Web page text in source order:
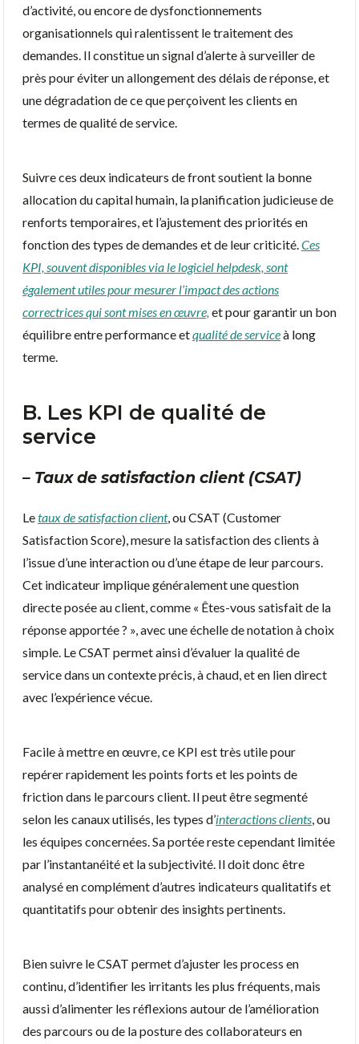
d’activité, ou encore de dysfonctionnements
organisationnels qui ralentissent le traitement des
demandes. Il constitue un signal d’alerte à surveiller de
près pour éviter un allongement des délais de réponse, et
une dégradation de ce que perçoivent les clients en
termes de qualité de service.
Suivre ces deux indicateurs de front soutient la bonne
allocation du capital humain, la planification judicieuse de
renforts temporaires, et l’ajustement des priorités en
fonction des types de demandes et de leur criticité. Ces
KPI, souvent disponibles via le logiciel helpdesk, sont
également utiles pour mesurer l’impact des actions
correctrices qui sont mises en œuvre, et pour garantir un bon
équilibre entre performance etqualité de serviceà long
terme.
B. Les KPI de qualité de
service
– Taux de satisfaction client (CSAT)
Letaux de satisfaction client, ou CSAT (Customer
Satisfaction Score), mesure la satisfaction des clients à
l’issue d’une interaction ou d’une étape de leur parcours.
Cet indicateur implique généralement une question
directe posée au client, comme « Êtes-vous satisfait de la
réponse apportée ? », avec une échelle de notation à choix
simple. Le CSAT permet ainsi d’évaluer la qualité de
service dans un contexte précis, à chaud, et en lien direct
avec l’expérience vécue.
Facile à mettre en œuvre, ce KPI est très utile pour
repérer rapidement les points forts et les points de
friction dans le parcours client. Il peut être segmenté
selon les canaux utilisés, les types d’interactions clients , ou
les équipes concernées. Sa portée reste cependant limitée
par l’instantanéité et la subjectivité. Il doit donc être
analysé en complément d’autres indicateurs qualitatifs et
quantitatifs pour obtenir des insights pertinents.
Bien suivre le CSAT permet d’ajuster les process en
continu, d’identifier les irritants les plus fréquents, mais
aussi d’alimenter les réflexions autour de l’amélioration
des parcours ou de la posture des collaborateurs en